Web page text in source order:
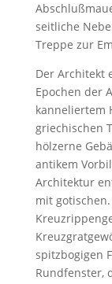
seitliche
Treppe zur
Der Architekt
Epochen der
kanneliertem
griechischen
hölzerne
antikem
Architektur
mit
spitzbogigen
Rundfenster,